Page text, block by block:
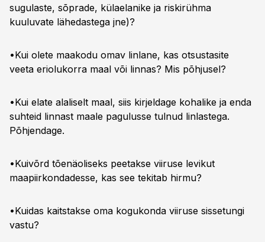
sugulaste, sõprade, külaelanike ja riskirühma
kuuluvate lähedastega jne)?
•Kui olete maakodu omav linlane, kas otsustasite
veeta eriolukorra maal või linnas? Mis põhjusel?
•Kui elate alaliselt maal, siis kirjeldage kohalike ja enda
suhteid linnast maale pagulusse tulnud linlastega.
Põhjendage.
•Kuivõrd tõenäoliseks peetakse viiruse levikut
maapiirkondadesse, kas see tekitab hirmu?
•Kuidas kaitstakse oma kogukonda viiruse sissetungi
vastu?